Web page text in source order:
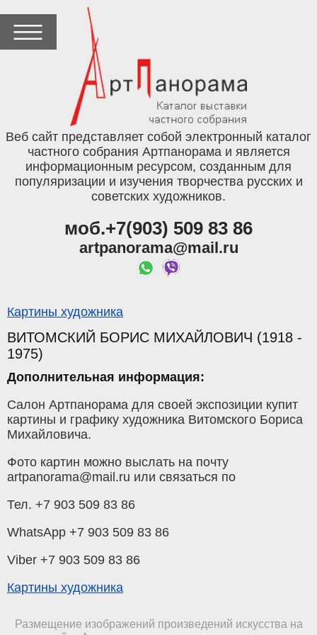
Веб сайт представляет собой электронный каталог
частного собрания Артпанорама и является
информационным ресурсом, созданным для
популяризации и изучения творчества русских и
советских художников.
моб.+7(903) 509 83 86
artpanorama@mail.ru
Картины художника
ВИТОМСКИЙ БОРИС МИХАЙЛОВИЧ (1918 -
1975)
Дополнительная информация:
Салон Артпанорама для своей экспозиции купит
картины и графику художника Витомского Бориса
Михайловича.
Фото картин можно выслать на почту
artpanorama@mail.ru или связаться по
Тел. +7 903 509 83 86
WhatsApp +7 903 509 83 86
Viber +7 903 509 83 86
Картины художника
Размещение изображений произведений искусства на